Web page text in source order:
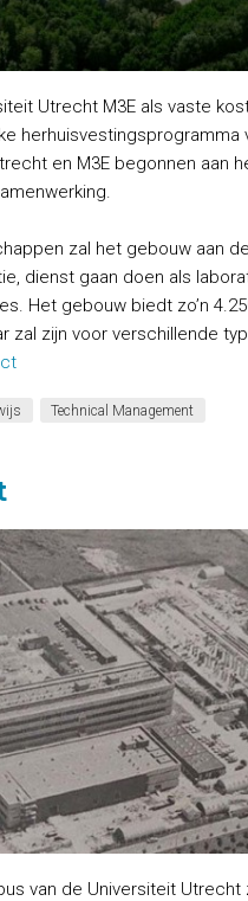
Utrecht M3E als vaste
herhuisvestingsprogramma
en M3E begonnen aan
zal het gebouw aan
dienst gaan doen als
Het gebouw biedt zo’n
zal zijn voor verschillende
Technical Management
van de Universiteit